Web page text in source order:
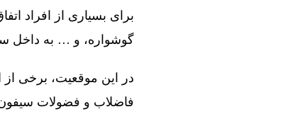
برای بسیاری از افراد
گوشواره، و … به داخل
در این موقعیت، برخی از
فاضلاب و فضولات سیفون